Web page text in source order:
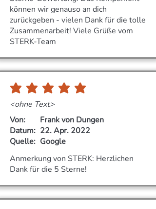
können wir genauso an dich
zurückgeben - vielen Dank für die tolle
Zusammenarbeit! Viele Grüße vom
STERK-Team
durchschnittliches Rating ist 5 von 5
<ohne Text>
Von:
Frank von Dungen
Datum: 22. Apr. 2022
Quelle: Google
Anmerkung von STERK: Herzlichen
Dank für die 5 Sterne!